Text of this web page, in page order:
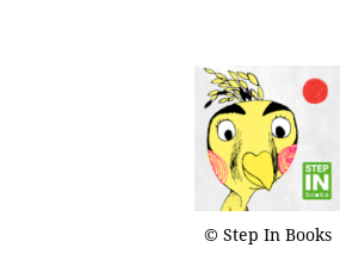
© Step In Books